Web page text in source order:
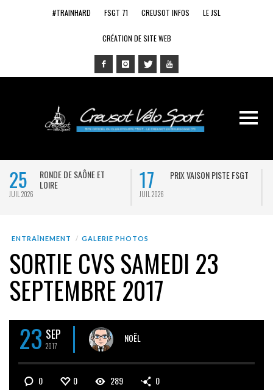
#TRAINHARD FSGT 71 CREUSOT INFOS LE JSL
CRÉATION DE SITE WEB
25
JUIL 2026
RONDE DE SAÔNE ET
LOIRE
17
JUIL 2026
PRIX VAISON PISTE FSGT
ENTRAÎNEMENT GALERIE PHOTOS
SORTIE CVS SAMEDI 23
SEPTEMBRE 2017
23 SEP
2017
NOËL
0 0 289 0